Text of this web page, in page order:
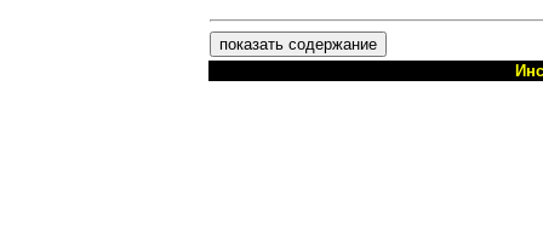
показать содержание